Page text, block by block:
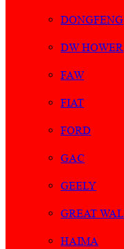
DONGFENG
DW HOWER
FAW
FIAT
FORD
GAC
GEELY
GREAT
HAIMA